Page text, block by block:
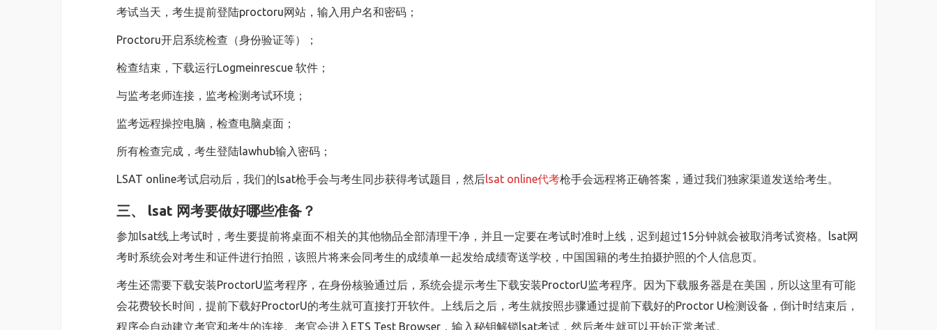
考试当天，考生提前登陆proctoru网站，输入用户名和密码；
Proctoru开启系统检查（身份验证等）；
检查结束，下载运行Logmeinrescue 软件；
与监考老师连接，监考检测考试环境；
监考远程操控电脑，检查电脑桌面；
所有检查完成，考生登陆lawhub输入密码；
LSAT online考试启动后，我们的lsat枪手会与考生同步获得考试题目，然后lsat online代考枪手会远程将正确答案，通过我们独家渠道发送给考生。
三、 lsat 网考要做好哪些准备？
参加lsat线上考试时，考生要提前将桌面不相关的其他物品全部清理干净，并且一定要在考试时准时上线，迟到超过15分钟就会被取消考试资格。lsat网
考时系统会对考生和证件进行拍照，该照片将来会同考生的成绩单一起发给成绩寄送学校，中国国籍的考生拍摄护照的个人信息页。
考生还需要下载安装ProctorU监考程序，在身份核验通过后，系统会提示考生下载安装ProctorU监考程序。因为下载服务器是在美国，所以这里有可能
会花费较长时间，提前下载好ProctorU的考生就可直接打开软件。上线后之后，考生就按照步骤通过提前下载好的Proctor U检测设备，倒计时结束后，
程序会自动建立考官和考生的连接。考官会进入ETS Test Browser，输入秘钥解锁lsat考试，然后考生就可以开始正常考试。